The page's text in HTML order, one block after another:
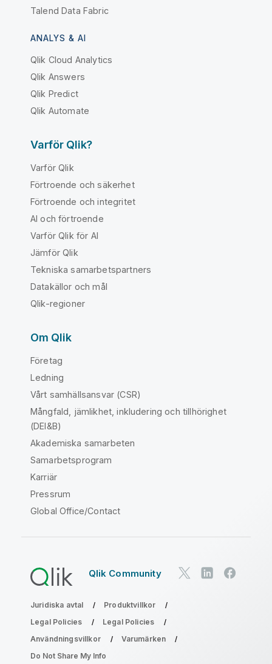
Talend Data Fabric
ANALYS & AI
Qlik Cloud Analytics
Qlik Answers
Qlik Predict
Qlik Automate
Varför Qlik?
Varför Qlik
Förtroende och säkerhet
Förtroende och integritet
AI och förtroende
Varför Qlik för AI
Jämför Qlik
Tekniska samarbetspartners
Datakällor och mål
Qlik-regioner
Om Qlik
Företag
Ledning
Vårt samhällsansvar (CSR)
Mångfald, jämlikhet, inkludering och tillhörighet
(DEI&B)
Akademiska samarbeten
Samarbetsprogram
Karriär
Pressrum
Global Office/Contact
Qlik Community
Juridiska avtal
Produktvillkor
Legal Policies
Legal Policies
Användningsvillkor
Varumärken
Do Not Share My Info